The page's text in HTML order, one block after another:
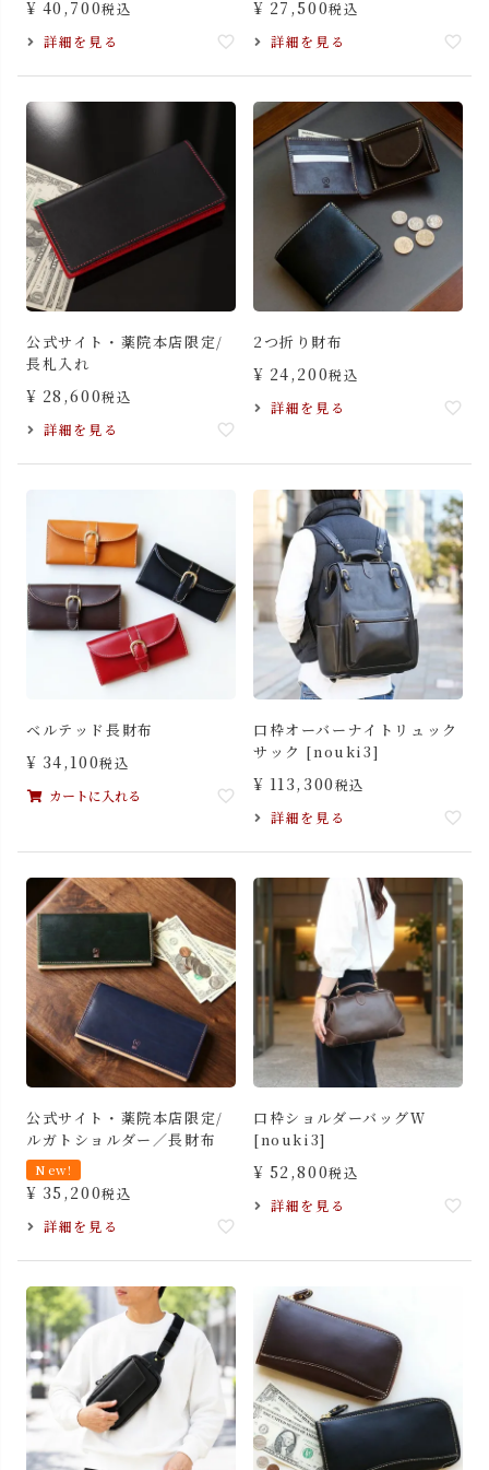
¥ 40,700税込
詳細を見る
¥ 27,500税込
詳細を見る
公式サイト・薬院本店限定/
長札入れ
¥ 28,600税込
詳細を見る
2つ折り財布
¥ 24,200税込
詳細を見る
ベルテッド長財布
¥ 34,100税込
カートに入れる
口枠オーバーナイトリュック
サック [nouki3]
¥ 113,300税込
詳細を見る
公式サイト・薬院本店限定/
ルガトショルダー／長財布
New!
¥ 35,200税込
詳細を見る
口枠ショルダーバッグＷ
[nouki3]
¥ 52,800税込
詳細を見る